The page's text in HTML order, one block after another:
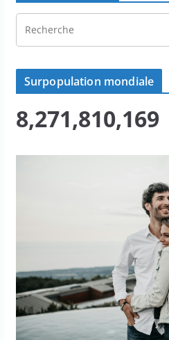
Surpopulation mondiale
8,271,810,169